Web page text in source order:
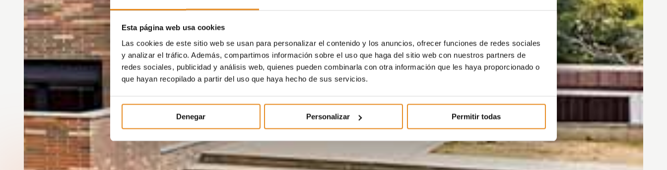
Esta página web usa cookies
Las cookies de este sitio web se usan para personalizar el contenido y los anuncios, ofrecer funciones de redes sociales
y analizar el tráfico. Además, compartimos información sobre el uso que haga del sitio web con nuestros partners de
redes sociales, publicidad y análisis web, quienes pueden combinarla con otra información que les haya proporcionado o
que hayan recopilado a partir del uso que haya hecho de sus servicios.
Denegar Personalizar Permitir todas